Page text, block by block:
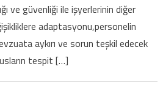
ve güvenliği ile işyerlerinin diğer
adaptasyonu,personelin
aykırı ve sorun teşkil edecek
tespit […]